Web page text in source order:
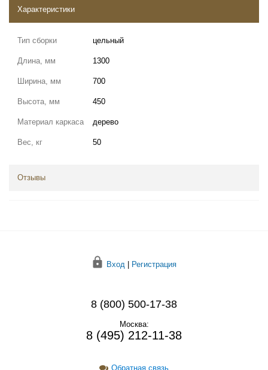
Характеристики
Тип сборки цельный
Длина, мм 1300
Ширина, мм 700
Высота, мм 450
Материал каркаса дерево
Вес, кг 50
Отзывы
Вход | Регистрация
8 (800) 500-17-38
Москва:
8 (495) 212-11-38
Обратная связь